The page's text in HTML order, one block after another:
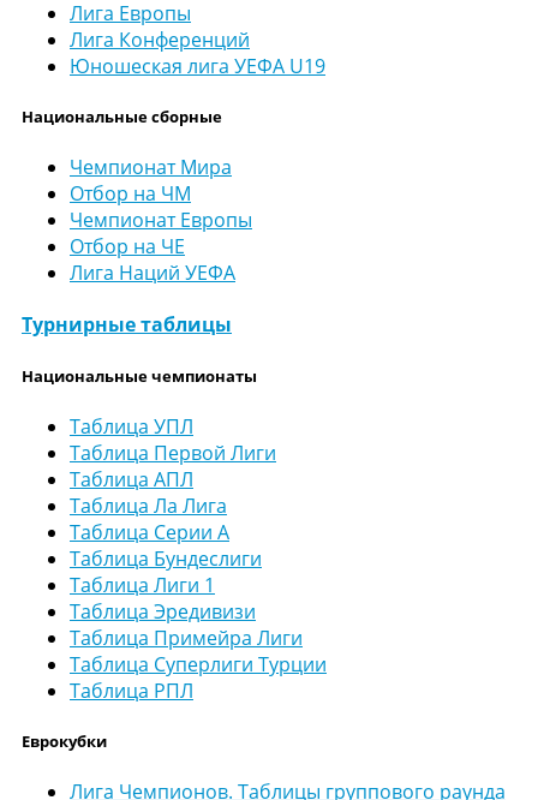
Лига Европы
Лига Конференций
Юношеская лига УЕФА U19
Национальные сборные
Чемпионат Мира
Отбор на ЧМ
Чемпионат Европы
Отбор на ЧЕ
Лига Наций УЕФА
Турнирные таблицы
Национальные чемпионаты
Таблица УПЛ
Таблица Первой Лиги
Таблица АПЛ
Таблица Ла Лига
Таблица Серии А
Таблица Бундеслиги
Таблица Лиги 1
Таблица Эредивизи
Таблица Примейра Лиги
Таблица Суперлиги Турции
Таблица РПЛ
Еврокубки
Лига Чемпионов. Таблицы группового раунда